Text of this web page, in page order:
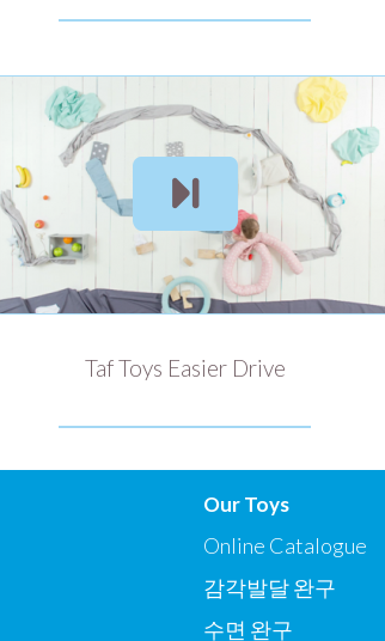
Taf Toys Easier Drive
Our Toys
Online Catalogue
감각발달 완구
수면 완구